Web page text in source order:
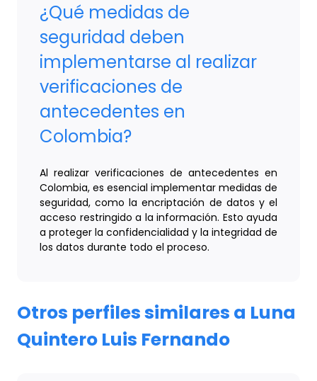
¿Qué medidas de
seguridad deben
implementarse al realizar
verificaciones de
antecedentes en
Colombia?
Al realizar verificaciones de antecedentes en
Colombia, es esencial implementar medidas de
seguridad, como la encriptación de datos y el
acceso restringido a la información. Esto ayuda
a proteger la confidencialidad y la integridad de
los datos durante todo el proceso.
Otros perfiles similares a Luna
Quintero Luis Fernando